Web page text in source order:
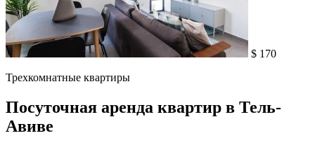
$ 170
Трехкомнатные квартиры
Посуточная аренда квартир в Тель-
Авиве